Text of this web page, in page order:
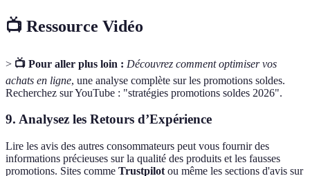
📺 Ressource Vidéo
> 📺 Pour aller plus loin : Découvrez comment optimiser vos
achats en ligne, une analyse complète sur les promotions soldes.
Recherchez sur YouTube : "stratégies promotions soldes 2026".
9. Analysez les Retours d’Expérience
Lire les avis des autres consommateurs peut vous fournir des
informations précieuses sur la qualité des produits et les fausses
promotions. Sites comme Trustpilot ou même les sections d'avis sur